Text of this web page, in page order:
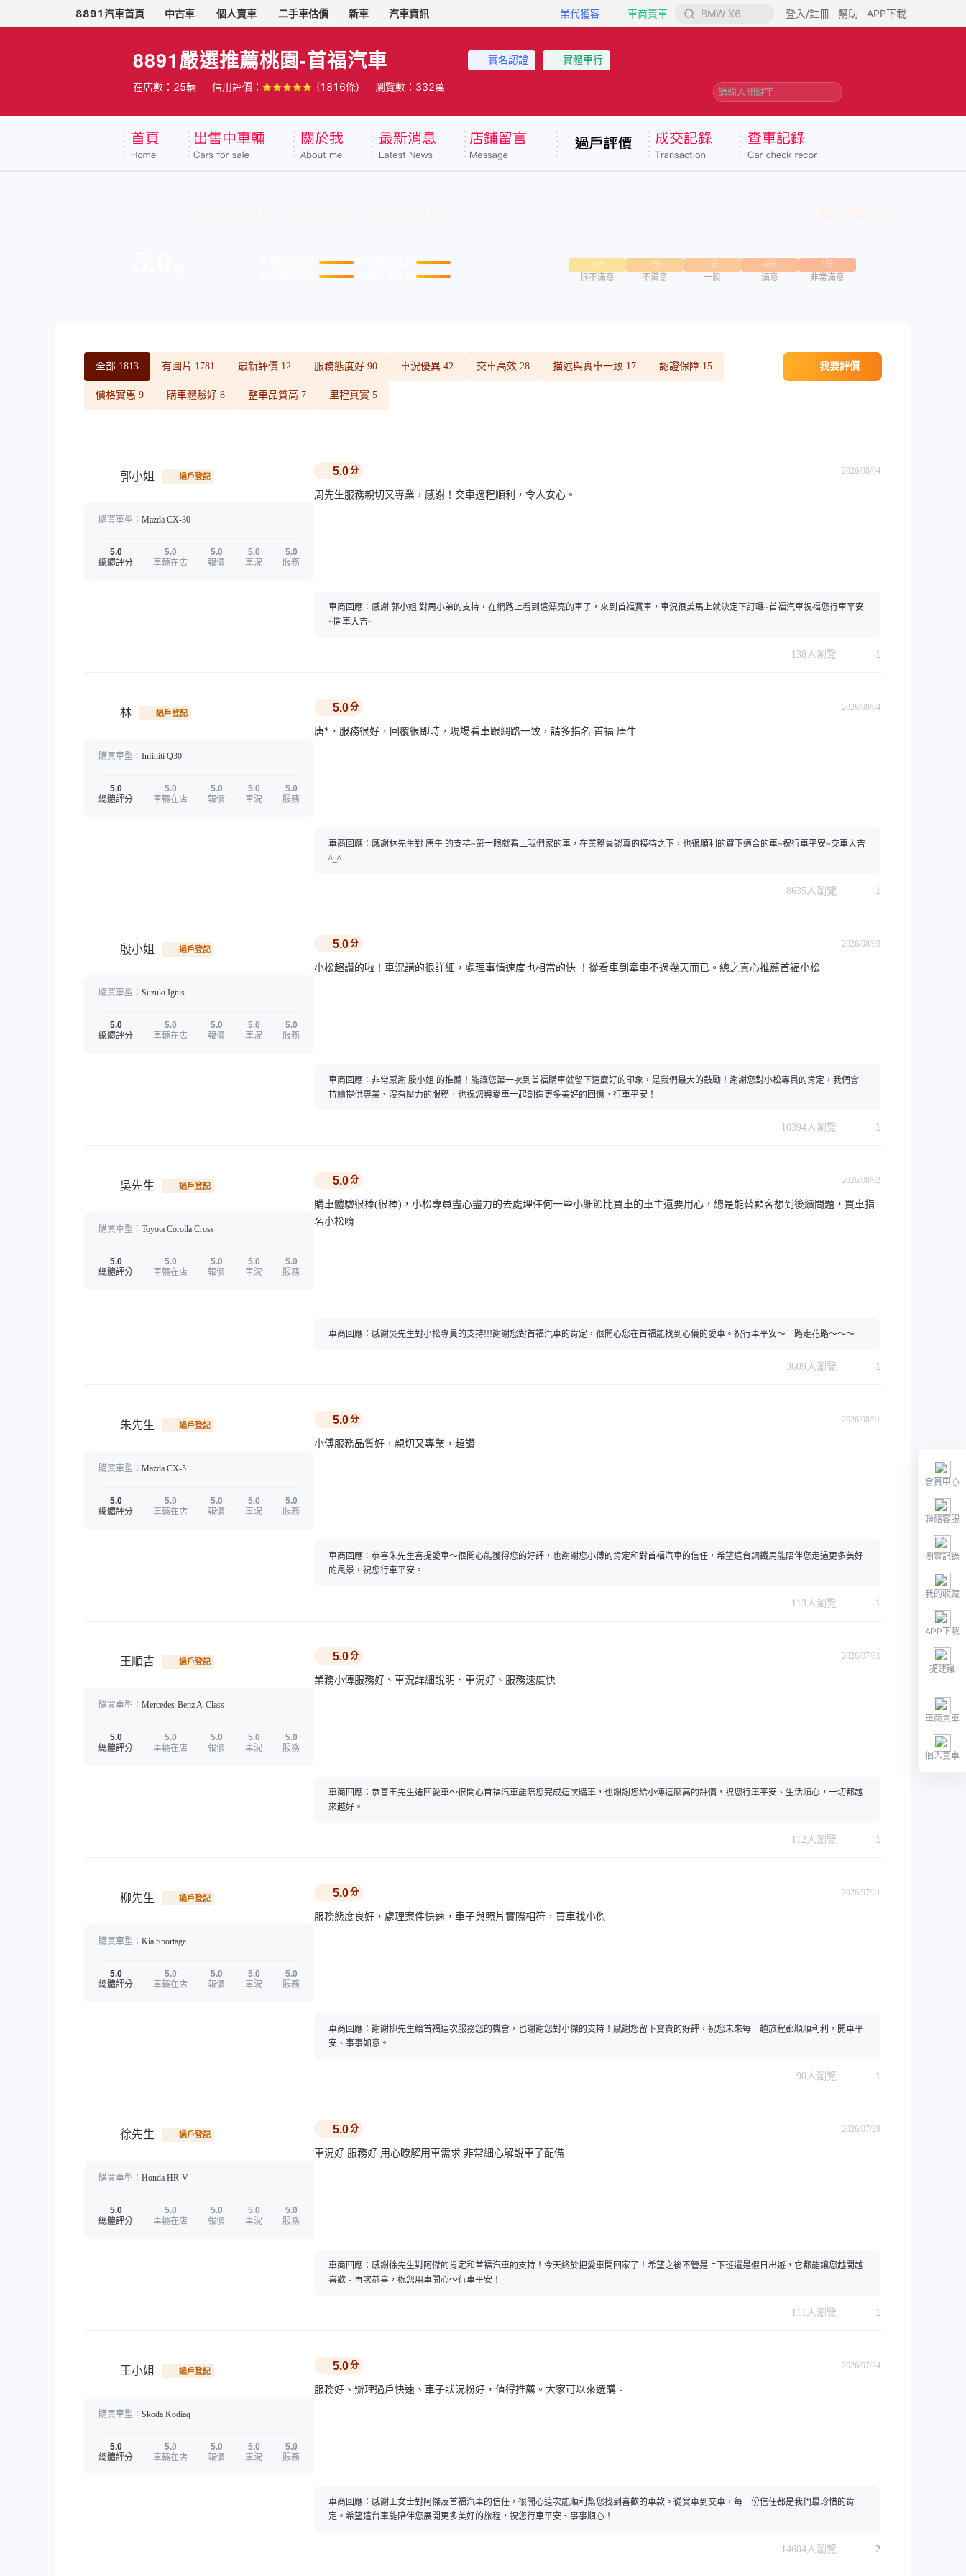
8891汽車首頁 中古車 個人賣車 二手車估價 新車 汽車資訊 業代獲客 車商賣車 BMW X6 登入/註冊 幫助 APP下載
8891嚴選推薦桃園-首福汽車 實名認證 實體車行
在店數：25輛 信用評價： (1816條) 瀏覽數：332萬 請輸入關鍵字
1分
很不滿意
2分
不滿意
3分
一般
4分
滿意
5分
非常滿意
全部 1813 有圖片 1781 最新評價 12 服務態度好 90 車況優異 42 交車高效 28 描述與實車一致 17 認證保障 15
價格實惠 9 購車體驗好 8 整車品質高 7 里程真實 5
我要評價
郭小姐 過戶登記
購買車型： Mazda CX-30
5.0
總體評分
5.0
車輛在店
5.0
報價
5.0
車況
5.0
服務
5.0分 2026/08/04
周先生服務親切又專業，感謝！交車過程順利，令人安心。
車商回應： 感謝 郭小姐 對周小弟的支持，在網路上看到這漂亮的車子，來到首福賞車，車況很美馬上就決定下訂囉~首福汽車祝福您行車平安
~開車大吉~
138人瀏覽 1
林 過戶登記
購買車型： Infiniti Q30
5.0
總體評分
5.0
車輛在店
5.0
報價
5.0
車況
5.0
服務
5.0分 2026/08/04
唐*，服務很好，回覆很即時，現場看車跟網路一致，請多指名 首福 唐牛
車商回應： 感謝林先生對 唐牛 的支持~第一眼就看上我們家的車，在業務員認真的接待之下，也很順利的買下適合的車~祝行車平安~交車大吉
^_^
8635人瀏覽 1
殷小姐 過戶登記
購買車型： Suzuki Ignis
5.0
總體評分
5.0
車輛在店
5.0
報價
5.0
車況
5.0
服務
5.0分 2026/08/03
小松超讚的啦！車況講的很詳細，處理事情速度也相當的快 ！從看車到牽車不過幾天而已。總之真心推薦首福小松
車商回應： 非常感謝 殷小姐 的推薦！能讓您第一次到首福購車就留下這麼好的印象，是我們最大的鼓勵！謝謝您對小松專員的肯定，我們會
持續提供專業、沒有壓力的服務，也祝您與愛車一起創造更多美好的回憶，行車平安！
10394人瀏覽 1
吳先生 過戶登記
購買車型： Toyota Corolla Cross
5.0
總體評分
5.0
車輛在店
5.0
報價
5.0
車況
5.0
服務
5.0分 2026/08/02
購車體驗很棒(很棒)，小松專員盡心盡力的去處理任何一些小細節比買車的車主還要用心，總是能替顧客想到後續問題，買車指
名小松唷
車商回應： 感謝吳先生對小松專員的支持!!!謝謝您對首福汽車的肯定，很開心您在首福能找到心儀的愛車。祝行車平安～一路走花路～～～
3609人瀏覽 1
朱先生 過戶登記
購買車型： Mazda CX-5
5.0
總體評分
5.0
車輛在店
5.0
報價
5.0
車況
5.0
服務
5.0分 2026/08/01
小傅服務品質好，親切又專業，超讚
車商回應： 恭喜朱先生喜提愛車～很開心能獲得您的好評，也謝謝您小傅的肯定和對首福汽車的信任，希望這台鋼鐵馬能陪伴您走過更多美好
的風景，祝您行車平安。
113人瀏覽 1
王順吉 過戶登記
購買車型： Mercedes-BenzA-Class
5.0
總體評分
5.0
車輛在店
5.0
報價
5.0
車況
5.0
服務
5.0分 2026/07/31
業務小傅服務好、車況詳細說明、車況好、服務速度快
車商回應： 恭喜王先生遷回愛車～很開心首福汽車能陪您完成這次購車，也謝謝您給小傅這麼高的評價，祝您行車平安、生活順心，一切都越
來越好。
112人瀏覽 1
柳先生 過戶登記
購買車型： Kia Sportage
5.0
總體評分
5.0
車輛在店
5.0
報價
5.0
車況
5.0
服務
5.0分 2026/07/31
服務態度良好，處理案件快速，車子與照片實際相符，買車找小傑
車商回應： 謝謝柳先生給首福這次服務您的機會，也謝謝您對小傑的支持！感謝您留下寶貴的好評，祝您未來每一趟旅程都順順利利，開車平
安、事事如意。
90人瀏覽 1
徐先生 過戶登記
購買車型： Honda HR-V
5.0
總體評分
5.0
車輛在店
5.0
報價
5.0
車況
5.0
服務
5.0分 2026/07/29
車況好 服務好 用心瞭解用車需求 非常細心解說車子配備
車商回應： 感謝徐先生對阿傑的肯定和首福汽車的支持！今天終於把愛車開回家了！希望之後不管是上下班還是假日出遊，它都能讓您越開越
喜歡。再次恭喜，祝您用車開心～行車平安！
111人瀏覽 1
王小姐 過戶登記
購買車型： Skoda Kodiaq
5.0
總體評分
5.0
車輛在店
5.0
報價
5.0
車況
5.0
服務
5.0分 2026/07/24
服務好、辦理過戶快速、車子狀況粉好，值得推薦。大家可以來選購。
車商回應： 感謝王女士對阿傑及首福汽車的信任，很開心這次能順利幫您找到喜歡的車款。從賞車到交車，每一份信任都是我們最珍惜的肯
定。希望這台車能陪伴您展開更多美好的旅程，祝您行車平安、事事順心！
14604人瀏覽 2
會員中心
聯絡客服
瀏覽記錄
我的收藏
APP下載
提建議
車商賣車
個人賣車